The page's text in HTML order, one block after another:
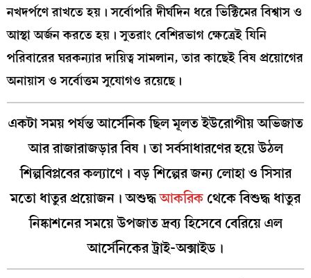
নখদর্পণে রাখতে হয়। সর্বোপরি দীর্ঘদিন ধরে ভিক্টিমের বিশ্বাস ও
আস্থা অর্জন করতে হয়। সুতরাং বেশিরভাগ ক্ষেত্রেই যিনি
পরিবারের ঘরকন্যার দায়িত্ব সামলান, তার কাছেই বিষ প্রয়োগের
অনায়াস ও সর্বোত্তম সুযোগও রয়েছে।
একটা সময় পর্যন্ত আর্সেনিক ছিল মূলত ইউরোপীয় অভিজাত
আর রাজারাজড়ার বিষ। তা সর্বসাধারণের হয়ে উঠল
শিল্পবিপ্লবের কল্যাণে। বড় শিল্পের জন্য লোহা ও সিসার
মতো ধাতুর প্রয়োজন। অশুদ্ধআকরিকথেকে বিশুদ্ধ ধাতুর
নিষ্কাশনের সময়ে উপজাত দ্রব্য হিসেবে বেরিয়ে এল
আর্সেনিকের ট্রাই-অক্সাইড।